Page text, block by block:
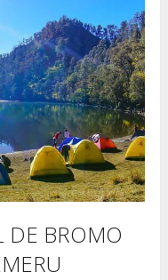
DE BROMO